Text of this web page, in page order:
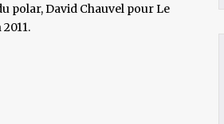
polar, David Chauvel pour Le